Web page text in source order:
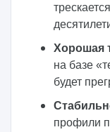
Хорошая
на базе
будет
профили